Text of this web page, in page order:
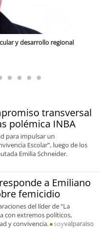
transversal
polémica INBA
para impulsar un
Escolar”, luego de los
Emilia Schneider.
a Emiliano
femicidio
del líder de “La
con extremos políticos,
y convivencia.
soyvalparaiso